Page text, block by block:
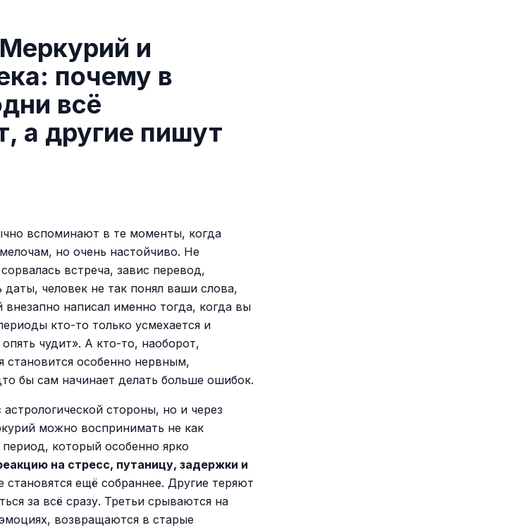
и
почему в
всё
а другие пишут
вспоминают в те моменты, когда
но очень настойчиво. Не
встреча, завис перевод,
даты, человек не так понял ваши слова,
написал именно тогда, когда вы
кто-то только усмехается и
чудит». А кто-то, наоборот,
становится особенно нервным,
бы сам начинает делать больше ошибок.
стороны, но и через
можно воспринимать не как
который особенно ярко
на стресс, путаницу, задержки и
становятся ещё собраннее. Другие теряют
за всё сразу. Третьи срываются на
возвращаются в старые